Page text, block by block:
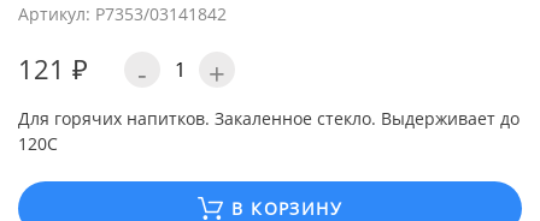
Артикул: P7353/03141842
121 ₽ - +
Для горячих напитков. Закаленное стекло. Выдерживает до
120С
В КОРЗИНУ